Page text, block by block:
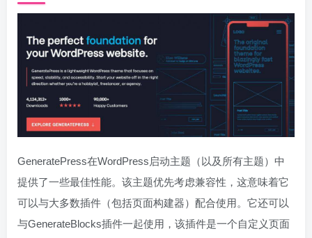
GeneratePress在WordPress启动主题（以及所有主题）中
提供了一些最佳性能。该主题优先考虑兼容性，这意味着它
可以与大多数插件（包括页面构建器）配合使用。它还可以
与GenerateBlocks插件一起使用，该插件是一个自定义页面